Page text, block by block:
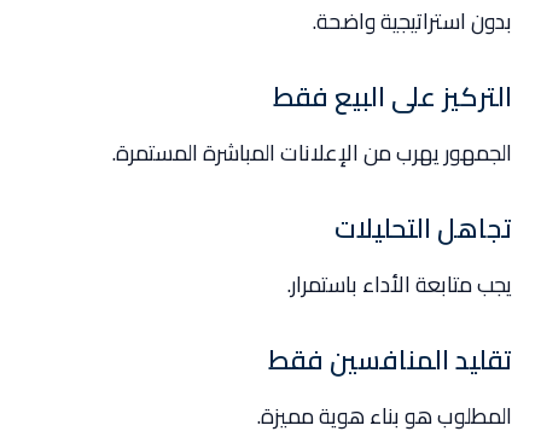
بدون استراتيجية واضحة.
التركيز على البيع فقط
الجمهور يهرب من الإعلانات المباشرة المستمرة.
تجاهل التحليلات
يجب متابعة الأداء باستمرار.
تقليد المنافسين فقط
المطلوب هو بناء هوية مميزة.